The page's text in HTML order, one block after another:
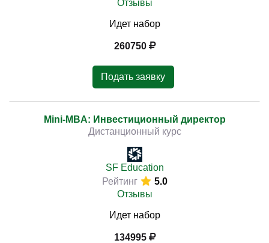
Отзывы
Идет набор
260750
Подать заявку
Mini-MBA: Инвестиционный директор
Дистанционный курс
SF Education
Рейтинг
5.0
Отзывы
Идет набор
134995